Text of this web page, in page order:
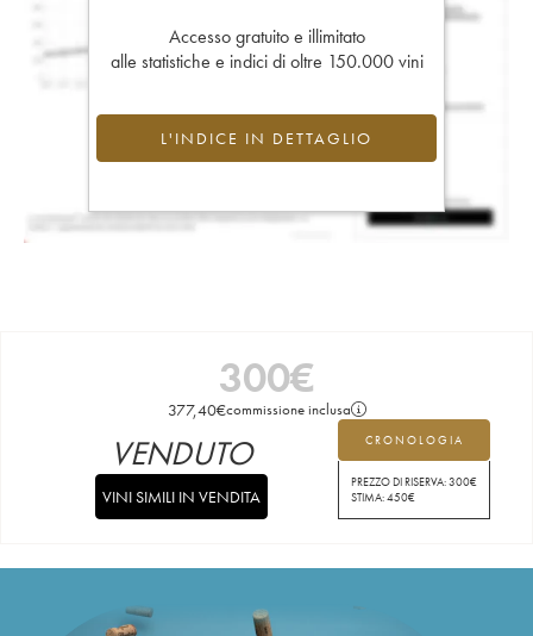
Accesso gratuito e illimitato
alle statistiche e indici di oltre 150.000 vini
L'INDICE IN DETTAGLIO
300€
377,40€commissione inclusa
CRONOLOGIA
PREZZO DI RISERVA:300€
STIMA:450€
VENDUTO
VINI SIMILI IN VENDITA